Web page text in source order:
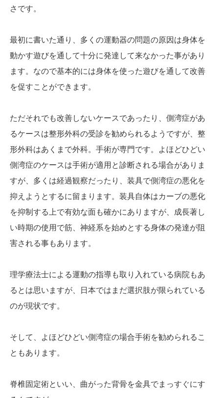
さです。
最初に書いた通り、多くの運動器の問題の原因は身体を
動かす遊びを通して十分に発達して来なかった事があり
ます。なので基本的には身体を使った遊びを通して改善
を促すことができます。
ただそれでも改善しないケースであったり、側湾症があ
るケースは整形外科の受診を勧められるようですが、整
形外科はあくまで外科。手術が専門です。よほどひどい
側湾症のケースは手術が適用と診断される場合がありま
すが、多くは経過観察だったり、装具で側湾症の悪化を
抑えようとするに留まります。装具自体はカーブの悪化
を抑制する上で有効な面も確かにありますが、成長著し
い時期の使用で筋、神経系を始めとする身体の発達が阻
害される事もあります。
理学療法士による運動の指導も取り入れている病院もあ
るとは思いますが、日本ではまだ選択肢が限られている
のが現状です。
そして、よほどひどい側湾症の場合手術を勧められるこ
ともあります。
脊椎固定術といい、曲がった背骨を金具でまっすぐにす